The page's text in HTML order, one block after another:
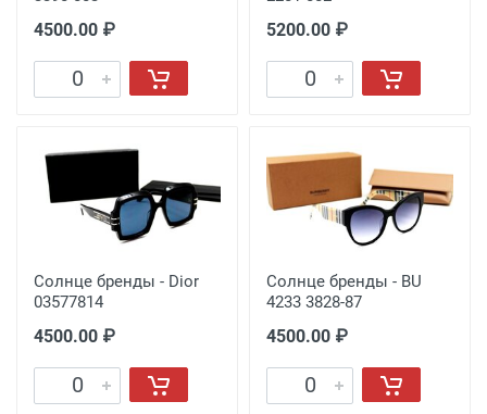
4500.00 ₽ 5200.00 ₽
Солнце бренды - Dior
03577814
4500.00 ₽
Солнце бренды - BU
4233 3828-87
4500.00 ₽